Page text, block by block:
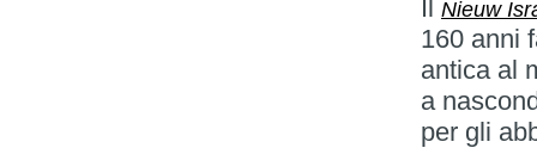
Il Nieuw
160 anni
antica al
a
per gli